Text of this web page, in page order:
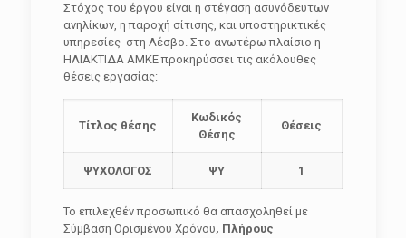
Στόχος του έργου είναι η στέγαση ασυνόδευτων
ανηλίκων, η παροχή σίτισης, και υποστηρικτικές
υπηρεσίες στη Λέσβο. Στο ανωτέρω πλαίσιο η
ΗΛΙΑΚΤΙΔΑ ΑΜΚΕ προκηρύσσει τις ακόλουθες
θέσεις εργασίας:
Τίτλος θέσης
Κωδικός
Θέσης
Θέσεις
ΨΥΧΟΛΟΓΟΣ ΨΥ 1
Το επιλεχθέν προσωπικό θα απασχοληθεί με
Σύμβαση Ορισμένου Χρόνου, Πλήρους